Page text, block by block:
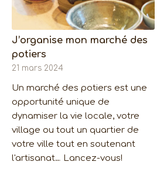
J’organise mon marché des
potiers
21 mars 2024
Un marché des potiers est une
opportunité unique de
dynamiser la vie locale, votre
village ou tout un quartier de
votre ville tout en soutenant
l'artisanat… Lancez-vous!